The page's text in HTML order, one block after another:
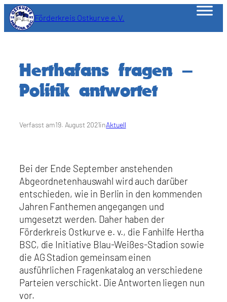
Zum
Inhalt
springen
Förderkreis Ostkurve e.V.
Herthafans fragen –
Politik antwortet
Verfasst am19. August 2021inAktuell
Bei der Ende September anstehenden
Abgeordnetenhauswahl wird auch darüber
entschieden, wie in Berlin in den kommenden
Jahren Fanthemen angegangen und
umgesetzt werden. Daher haben der
Förderkreis Ostkurve e. v., die Fanhilfe Hertha
BSC, die Initiative Blau-Weißes-Stadion sowie
die AG Stadion gemeinsam einen
ausführlichen Fragenkatalog an verschiedene
Parteien verschickt. Die Antworten liegen nun
vor.